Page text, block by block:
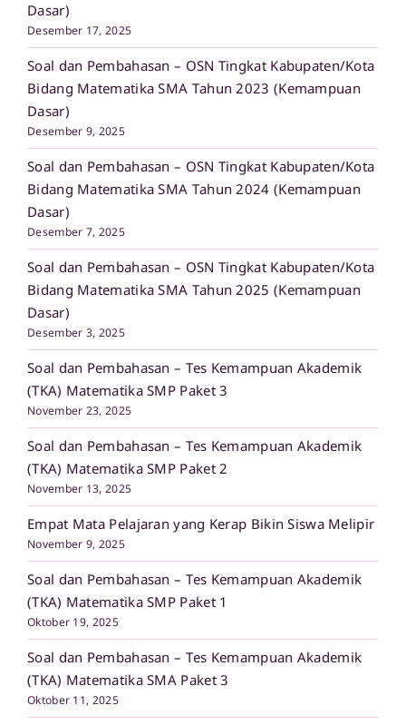
Dasar)
Desember 17, 2025
Soal dan Pembahasan – OSN Tingkat Kabupaten/Kota
Bidang Matematika SMA Tahun 2023 (Kemampuan
Dasar)
Desember 9, 2025
Soal dan Pembahasan – OSN Tingkat Kabupaten/Kota
Bidang Matematika SMA Tahun 2024 (Kemampuan
Dasar)
Desember 7, 2025
Soal dan Pembahasan – OSN Tingkat Kabupaten/Kota
Bidang Matematika SMA Tahun 2025 (Kemampuan
Dasar)
Desember 3, 2025
Soal dan Pembahasan – Tes Kemampuan Akademik
(TKA) Matematika SMP Paket 3
November 23, 2025
Soal dan Pembahasan – Tes Kemampuan Akademik
(TKA) Matematika SMP Paket 2
November 13, 2025
Empat Mata Pelajaran yang Kerap Bikin Siswa Melipir
November 9, 2025
Soal dan Pembahasan – Tes Kemampuan Akademik
(TKA) Matematika SMP Paket 1
Oktober 19, 2025
Soal dan Pembahasan – Tes Kemampuan Akademik
(TKA) Matematika SMA Paket 3
Oktober 11, 2025